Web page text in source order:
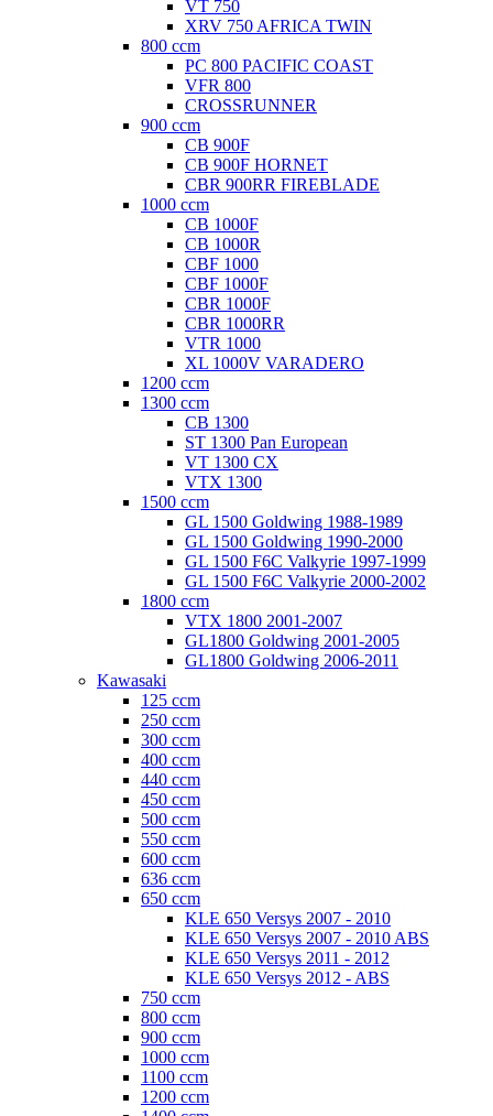
VT 750
XRV 750 AFRICA TWIN
800 ccm
PC 800 PACIFIC COAST
VFR 800
CROSSRUNNER
900 ccm
CB 900F
CB 900F HORNET
CBR 900RR FIREBLADE
1000 ccm
CB 1000F
CB 1000R
CBF 1000
CBF 1000F
CBR 1000F
CBR 1000RR
VTR 1000
XL 1000V VARADERO
1200 ccm
1300 ccm
CB 1300
ST 1300 Pan European
VT 1300 CX
VTX 1300
1500 ccm
GL 1500 Goldwing 1988-1989
GL 1500 Goldwing 1990-2000
GL 1500 F6C Valkyrie 1997-1999
GL 1500 F6C Valkyrie 2000-2002
1800 ccm
VTX 1800 2001-2007
GL1800 Goldwing 2001-2005
GL1800 Goldwing 2006-2011
Kawasaki
125 ccm
250 ccm
300 ccm
400 ccm
440 ccm
450 ccm
500 ccm
550 ccm
600 ccm
636 ccm
650 ccm
KLE 650 Versys 2007 - 2010
KLE 650 Versys 2007 - 2010 ABS
KLE 650 Versys 2011 - 2012
KLE 650 Versys 2012 - ABS
750 ccm
800 ccm
900 ccm
1000 ccm
1100 ccm
1200 ccm